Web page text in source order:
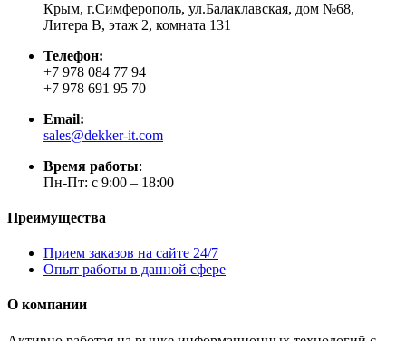
Крым, г.Симферополь, ул.Балаклавская, дом №68,
Литера В, этаж 2, комната 131
Телефон:
+7 978 084 77 94
+7 978 691 95 70
Email:
sales@dekker-it.com
Время работы:
Пн-Пт: с 9:00 – 18:00
Преимущества
Прием заказов на сайте 24/7
Опыт работы в данной сфере
О компании